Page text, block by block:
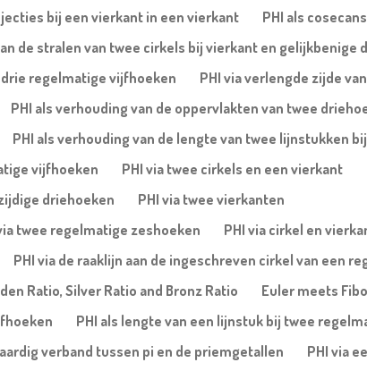
bij een vierkant in een vierkant
PHI als
de stralen van twee cirkels bij vierkant en gelijkbenige
drie regelmatige vijfhoeken
PHI via verlengde zijde
PHI als verhouding van de oppervlakten van twee
PHI als verhouding van de lengte van twee lijnstukken
vijfhoeken
PHI via twee cirkels en een vierkant
driehoeken
PHI via twee vierkanten
twee regelmatige zeshoeken
PHI via cirkel en
PHI via de raaklijn aan de ingeschreven cirkel van een
Ratio, Silver Ratio and Bronz Ratio
Euler meets
PHI als lengte van een lijnstuk bij twee
verband tussen pi en de priemgetallen
PHI via